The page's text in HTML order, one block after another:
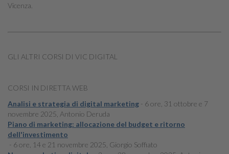
Vicenza.
GLI ALTRI CORSI DI VIC DIGITAL
CORSI IN DIRETTA WEB
Analisi e strategia di digital marketing - 6 ore, 31 ottobre e 7
novembre 2025, Antonio Deruda
Piano di marketing: allocazione del budget e ritorno
dell'investimento
- 6 ore, 14 e 21 novembre 2025, Giorgio Soffiato